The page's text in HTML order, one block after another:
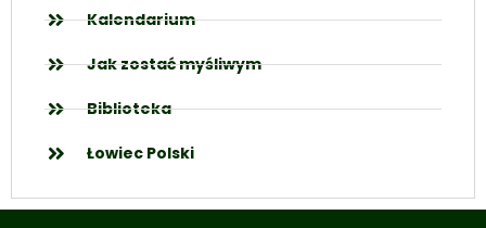
Kalendarium
Jak zostać myśliwym
Biblioteka
Łowiec Polski